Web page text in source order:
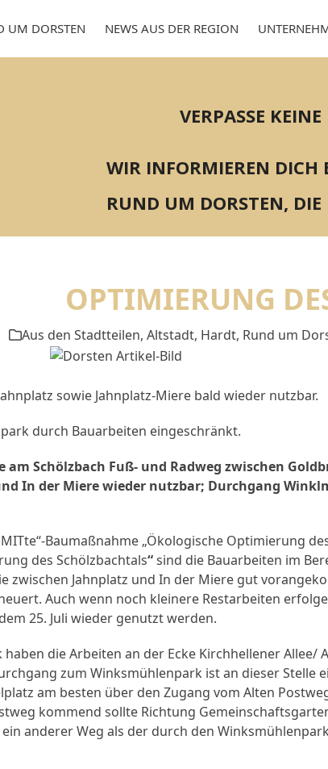
UM DORSTEN NEWS AUS DER REGION
VERPASSE
WIR INFORMIEREN DICH
RUND UM DORSTEN, DIE
OPTIMIERUNG
Aus den Stadtteilen, Altstadt, Hardt, Rund um
sowie Jahnplatz-Miere bald wieder nutzbar.
durch Bauarbeiten eingeschränkt.
Schölzbach Fuß- und Radweg zwischen
In der Miere wieder nutzbar; Durchgang
Baumaßnahme „Ökologische Optimierung
des Schölzbachtals“sind die Bauarbeiten im
zwischen Jahnplatz und In der Miere gut
Auch wenn noch kleinere Restarbeiten
25. Juli wieder genutzt werden.
die Arbeiten an der Ecke Kirchhellener Allee/
zum Winksmühlenpark ist an dieser Stelle
am besten über den Zugang vom Alten
kommend sollte Richtung
anderer Weg als der durch den